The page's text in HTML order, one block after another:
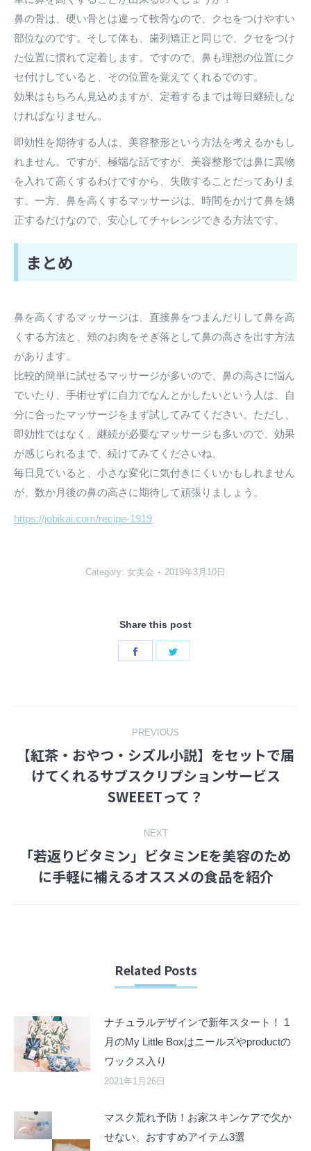
鼻の骨は、硬い骨とは違って軟骨なので、クセをつけやすい
部位なのです。そして体も、歯列矯正と同じで、クセをつけ
た位置に慣れて定着します。ですので、鼻も理想の位置にク
セ付けしていると、その位置を覚えてくれるでのす。
効果はもちろん見込めますが、定着するまでは毎日継続しな
ければなりません。
即効性を期待する人は、美容整形という方法を考えるかもし
れません。ですが、極端な話ですが、美容整形では鼻に異物
を入れて高くするわけですから、失敗することだってありま
す。一方、鼻を高くするマッサージは、時間をかけて鼻を矯
正するだけなので、安心してチャレンジできる方法です。
まとめ
鼻を高くするマッサージは、直接鼻をつまんだりして鼻を高
くする方法と、頬のお肉をそぎ落として鼻の高さを出す方法
があります。
比較的簡単に試せるマッサージが多いので、鼻の高さに悩ん
でいたり、手術せずに自力でなんとかしたいという人は、自
分に合ったマッサージをまず試してみてください。ただし、
即効性ではなく、継続が必要なマッサージも多いので、効果
が感じられるまで、続けてみてくださいね。
毎日見ていると、小さな変化に気付きにくいかもしれません
が、数か月後の鼻の高さに期待して頑張りましょう。
https://jobikai.com/recipe-1919
Category: 女美会 2019年3月10日
Share this post
Share
navigation
PREVIOUS
Previous
post:
【紅茶・おやつ・シズル小説】をセットで届
けてくれるサブスクリプションサービス
SWEEETって？
NEXT
Next
post:
「若返りビタミン」ビタミンEを美容のため
に手軽に補えるオススメの食品を紹介
Related Posts
ナチュラルデザインで新年スタート！ 1
月のMy Little Boxはニールズやproductの
ワックス入り
2021年1月26日
マスク荒れ予防！お家スキンケアで欠か
せない、おすすめアイテム3選